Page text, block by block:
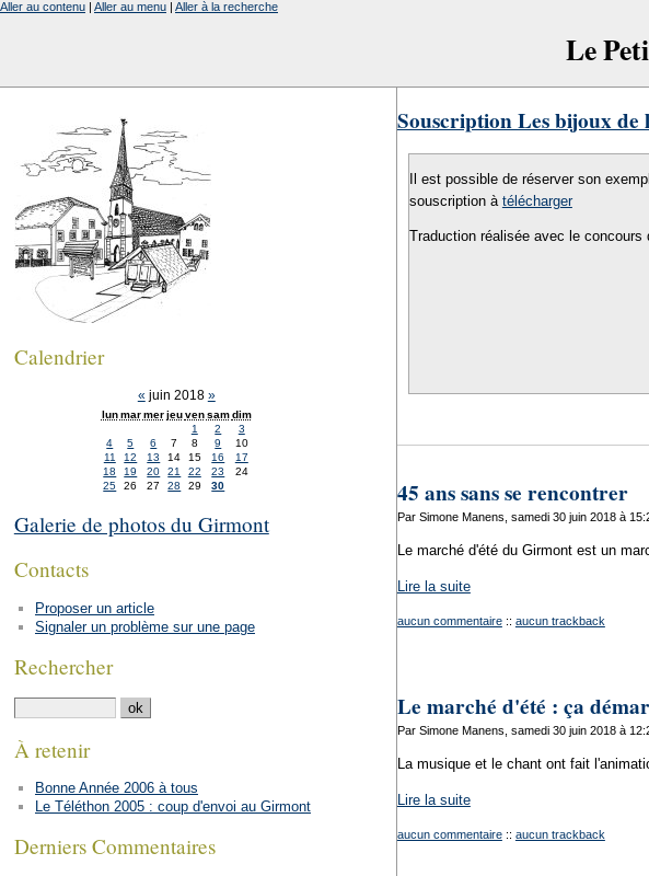
Le
Aller au contenu | Aller au menu | Aller à la recherche
Souscription Les bijoux de
Il est possible de réserver son
souscription à télécharger
Traduction réalisée avec le
45 ans sans se rencontrer
Par Simone Manens, samedi 30 juin 2018 à
Le marché d'été du Girmont est un
Lire la suite
aucun commentaire :: aucun trackback
Le marché d'été : ça
Par Simone Manens, samedi 30 juin 2018 à
La musique et le chant ont fait
Lire la suite
aucun commentaire :: aucun trackback
Calendrier
« juin 2018 »
lun mar mer jeu ven sam dim
1
2
3
4
5 6 7 8 9
10
11
12 13 14 15 16
17
18
19 20 21 22 23
24
25
26 27 28 29 30
Galerie de photos du Girmont
Contacts
Proposer un article
Signaler un problème sur une page
Rechercher
À retenir
Bonne Année 2006 à tous
Le Téléthon 2005 : coup d'envoi au Girmont
Derniers Commentaires